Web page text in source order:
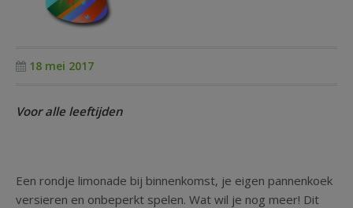
Kinderfeestje
Groepen
18 mei 2017
Voor alle leeftijden
Een rondje limonade bij binnenkomst, je eigen pannenkoek
versieren en onbeperkt spelen. Wat wil je nog meer! Dit